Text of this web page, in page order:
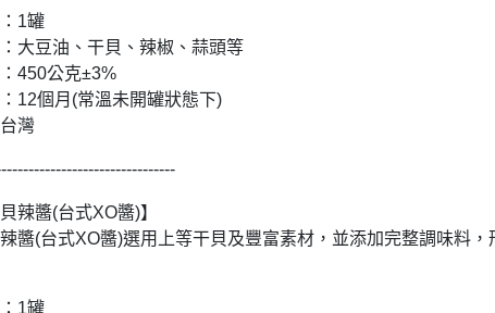
1罐
大豆油、干貝、辣椒、蒜頭等
450公克±3%
12個月(常溫未開罐狀態下)
灣
辣醬(台式XO醬)】
醬(台式XO醬)選用上等干貝及豐富素材，並添加完整調味料，
1罐